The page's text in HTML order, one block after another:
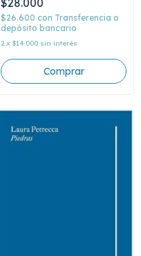
$26.600 con Transferencia o
depósito bancario
2 x $14.000 sin interés